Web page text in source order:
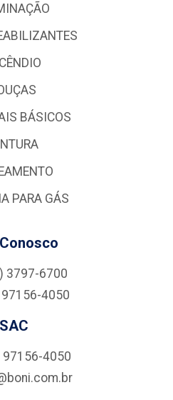
BÁSICOS
PARA GÁS
3797-6700
4050
SAC
97156-4050